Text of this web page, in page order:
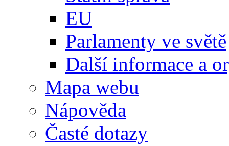
EU
Parlamenty ve světě
Další informace a
Mapa webu
Nápověda
Časté dotazy